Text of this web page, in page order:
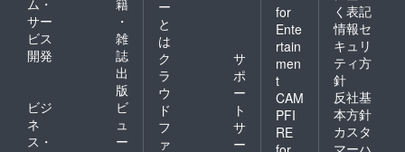
サー
ビス
開発
・
雑
誌
出
版
ビジ
ネ
ス・
ビ
ュ
ー
ー
と
は
ク
ラ
ウ
ド
フ
ァ
サ
ポ
ー
ト
サ
ー
for
Ente
rtain
men
t
CAM
PFI
RE
く表記
情報セ
キュリ
ティ方
針
反社基
本方針
カスタ
マーハ